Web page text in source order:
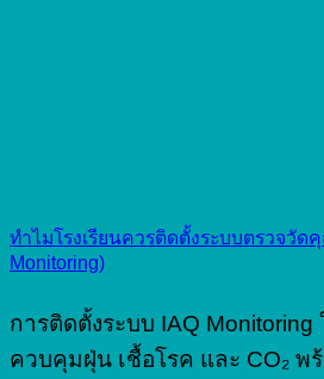
ทำไมโรงเรียนควรติดตั้งระบบตรวจวัด
Monitoring)
การติดตั้งระบบ IAQ Monitoring
ควบคุมฝุ่น เชื้อโรค และ CO₂ พ